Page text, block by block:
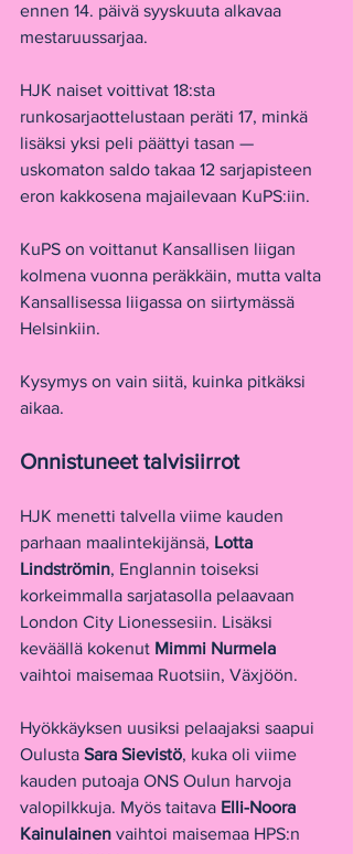
ennen 14. päivä syyskuuta alkavaa
mestaruussarjaa.
HJK naiset voittivat 18:sta
runkosarjaottelustaan peräti 17, minkä
lisäksi yksi peli päättyi tasan —
uskomaton saldo takaa 12 sarjapisteen
eron kakkosena majailevaan KuPS:iin.
KuPS on voittanut Kansallisen liigan
kolmena vuonna peräkkäin, mutta valta
Kansallisessa liigassa on siirtymässä
Helsinkiin.
Kysymys on vain siitä, kuinka pitkäksi
aikaa.
Onnistuneet talvisiirrot
HJK menetti talvella viime kauden
parhaan maalintekijänsä, Lotta
Lindströmin, Englannin toiseksi
korkeimmalla sarjatasolla pelaavaan
London City Lionessesiin. Lisäksi
keväällä kokenut Mimmi Nurmela
vaihtoi maisemaa Ruotsiin, Växjöön.
Hyökkäyksen uusiksi pelaajaksi saapui
Oulusta Sara Sievistö, kuka oli viime
kauden putoaja ONS Oulun harvoja
valopilkkuja. Myös taitava Elli-Noora
Kainulainen vaihtoi maisemaa HPS:n